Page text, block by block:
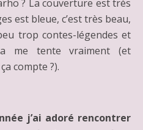
? La couverture est très
est bleue, c’est très beau,
trop contes-légendes et
me tente vraiment (et
compte ?).
j’ai adoré rencontrer